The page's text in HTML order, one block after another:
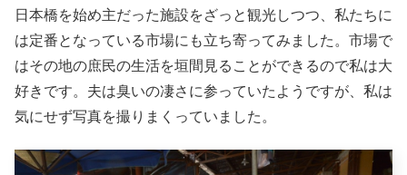
日本橋を始め主だった施設をざっと観光しつつ、私たちに
は定番となっている市場にも立ち寄ってみました。市場で
はその地の庶民の生活を垣間見ることができるので私は大
好きです。夫は臭いの凄さに参っていたようですが、私は
気にせず写真を撮りまくっていました。